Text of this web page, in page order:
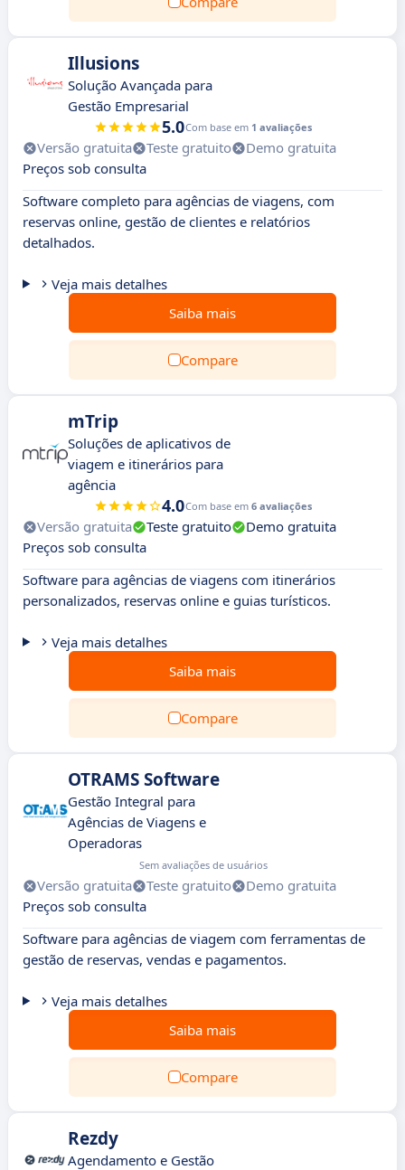
Illusions
Solução Avançada para
Gestão Empresarial
5.0Com base em 1 avaliações
Versão gratuita Teste gratuito
Demo gratuita
Preços sob consulta
Software completo para agências de viagens, com
reservas online, gestão de clientes e relatórios
detalhados.
Veja mais detalhes
Saiba mais
Compare
mTrip
Soluções de aplicativos de
viagem e itinerários para
agência
4.0Com base em 6 avaliações
Versão gratuita Teste gratuito
Demo gratuita
Preços sob consulta
Software para agências de viagens com itinerários
personalizados, reservas online e guias turísticos.
Veja mais detalhes
Saiba mais
Compare
OTRAMS Software
Gestão Integral para
Agências de Viagens e
Operadoras
Sem avaliações de usuários
Versão gratuita Teste gratuito
Demo gratuita
Preços sob consulta
Software para agências de viagem com ferramentas de
gestão de reservas, vendas e pagamentos.
Veja mais detalhes
Saiba mais
Compare
Rezdy
Agendamento e Gestão